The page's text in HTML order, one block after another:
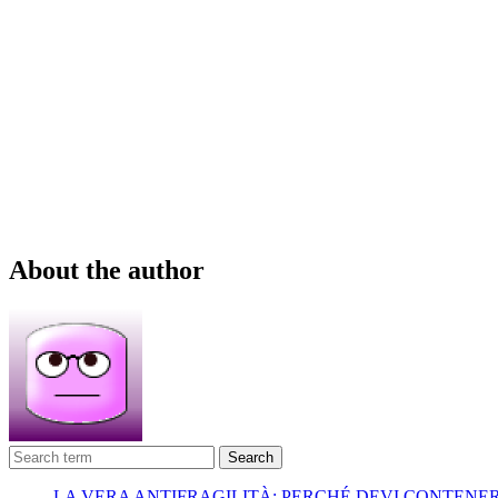
About the author
Search